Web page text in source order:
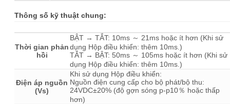
Thông số kỹ thuật chung:
Thời gian phản
hồi
BẬT → TẮT: 10ms ～ 21ms hoặc ít hơn (Khi sử
dụng Hộp điều khiển: thêm 10ms.)
TẮT → BẬT: 50ms ～ 105ms hoặc ít hơn (Khi sử
dụng Hộp điều khiển: thêm 10ms.)
Điện áp nguồn
(Vs)
Khi sử dụng Hộp điều khiển:
Nguồn điện cung cấp cho bộ phát/bộ thu:
24VDC±20% (độ gợn sóng p-p10％ hoặc thấp
hơn)